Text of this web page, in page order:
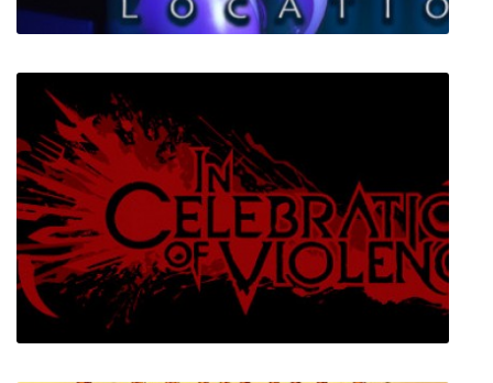
Five Nights at Freddy's: Sister Location